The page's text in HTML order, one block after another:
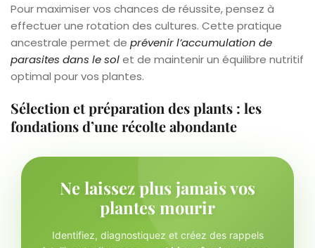
Pour maximiser vos chances de réussite, pensez à
effectuer une rotation des cultures. Cette pratique
ancestrale permet de prévenir l’accumulation de
parasites dans le solet de maintenir un équilibre nutritif
optimal pour vos plantes.
Sélection et préparation des plants : les
fondations d’une récolte abondante
Ne laissez plus jamais vos
plantes mourir
Identifiez, diagnostiquez et créez des rappels